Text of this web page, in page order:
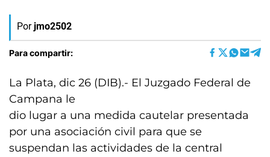
Por jmo2502
Para compartir:
La Plata, dic 26 (DIB).- El Juzgado Federal de
Campana le
dio lugar a una medida cautelar presentada
por una asociación civil para que se
suspendan las actividades de la central